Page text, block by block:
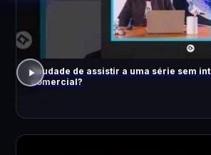
Saudade de assistir a uma série sem
comercial?